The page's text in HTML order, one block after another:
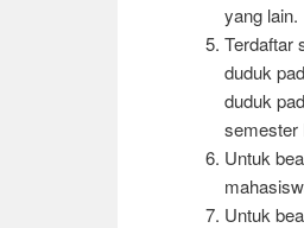
yang lain.
Terdaftar
duduk
duduk
semester
Untuk
Untuk